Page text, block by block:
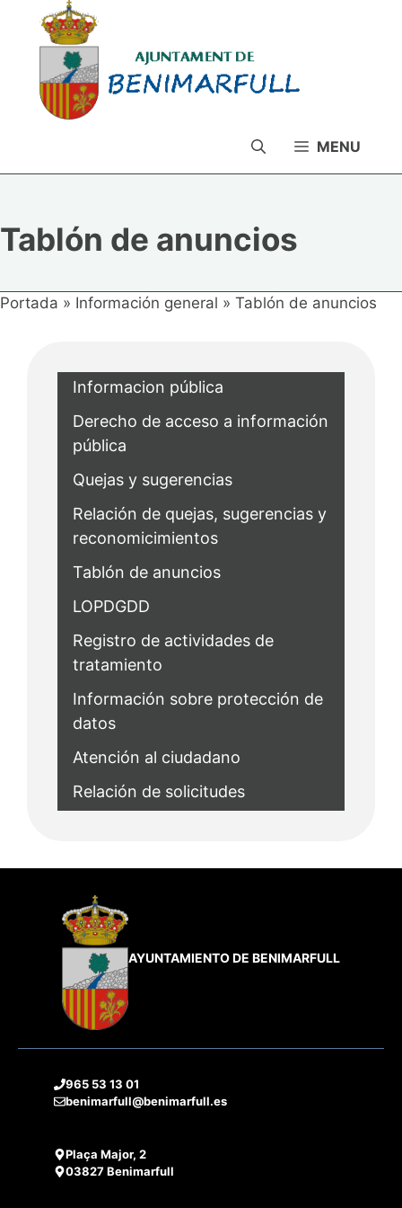
contenido
MENU
Tablón de anuncios
Portada » Información general » Tablón de anuncios
Informacion pública
Derecho de acceso a información
pública
Quejas y sugerencias
Relación de quejas, sugerencias y
reconomicimientos
Tablón de anuncios
LOPDGDD
Registro de actividades de
tratamiento
Información sobre protección de
datos
Atención al ciudadano
Relación de solicitudes
AYUNTAMIENTO DE BENIMARFULL
965 53 13 01
benimarfull@benimarfull.es
Plaça Major, 2
03827 Benimarfull